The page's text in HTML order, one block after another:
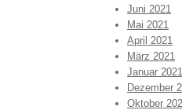
Juni 2021
Mai 2021
April 2021
März 2021
Januar 2021
Dezember
Oktober